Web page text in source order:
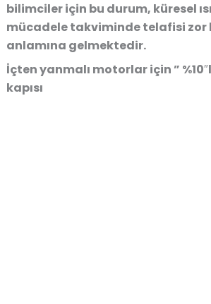
bilimciler için bu durum, küresel
mücadele takviminde telafisi zor
anlamına gelmektedir.
İçten yanmalı motorlar için ”
kapısı